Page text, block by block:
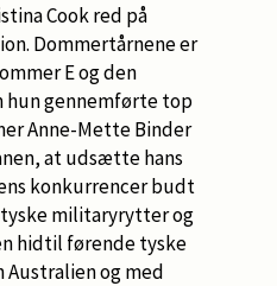
Cook red på
Dommertårnene er
E og den
hun gennemførte top
Anne-Mette Binder
at udsætte hans
konkurrencer budt
tyske militaryrytter og
hidtil førende tyske
og med